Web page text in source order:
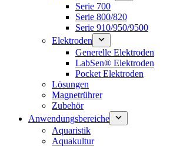
Serie 700
Serie 800/820
Serie 910/950/9500
Elektroden
Generelle Elektroden
LabSen® Elektroden
Pocket Elektroden
Lösungen
Magnetrührer
Zubehör
Anwendungsbereiche
Aquaristik
Aquakultur